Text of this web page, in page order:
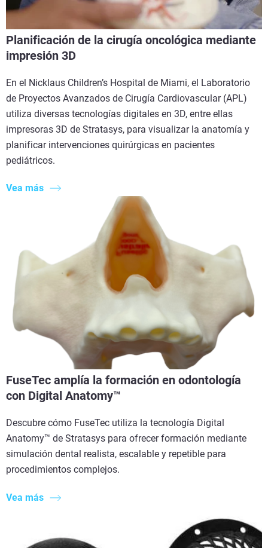
Planificación de la cirugía oncológica mediante
impresión 3D
En el Nicklaus Children’s Hospital de Miami, el Laboratorio
de Proyectos Avanzados de Cirugía Cardiovascular (APL)
utiliza diversas tecnologías digitales en 3D, entre ellas
impresoras 3D de Stratasys, para visualizar la anatomía y
planificar intervenciones quirúrgicas en pacientes
pediátricos.
Vea más
FuseTec amplía la formación en odontología
con Digital Anatomy™
Descubre cómo FuseTec utiliza la tecnología Digital
Anatomy™ de Stratasys para ofrecer formación mediante
simulación dental realista, escalable y repetible para
procedimientos complejos.
Vea más